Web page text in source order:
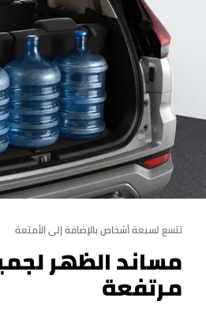
تتسع لسبعة أشخاص بالإضافة إلى الأمتعة
مساند الظهر
مرتفعة